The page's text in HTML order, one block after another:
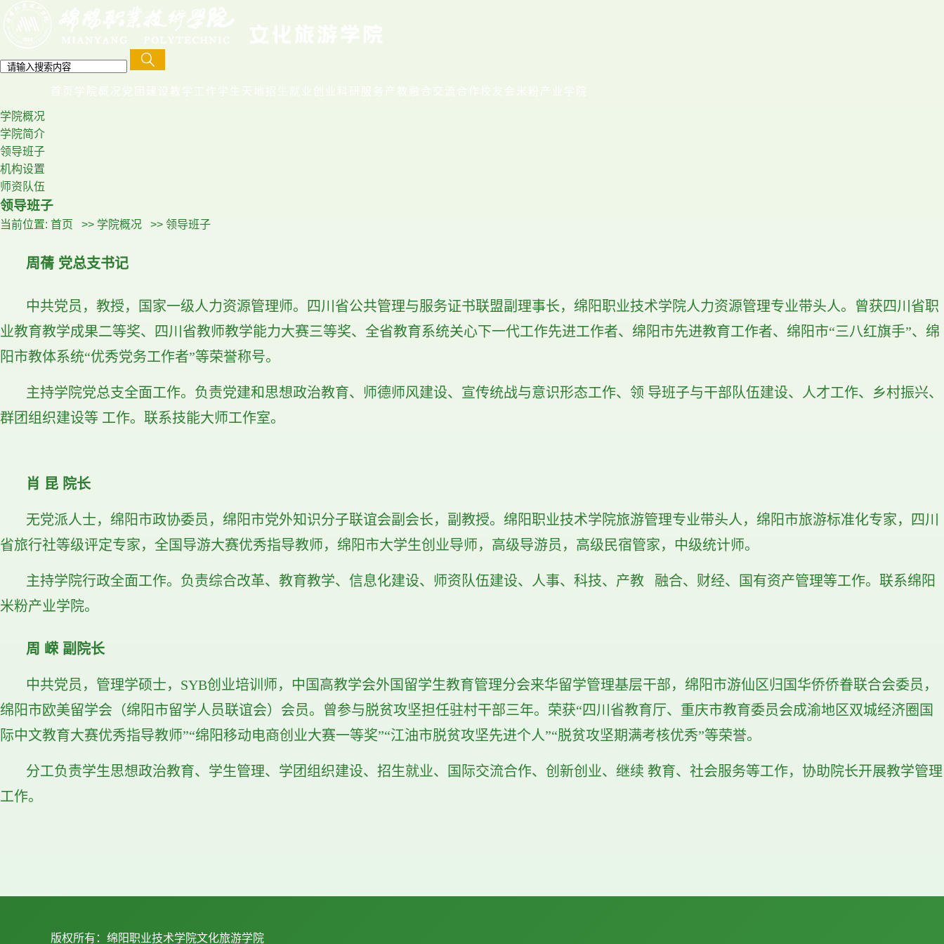
学院概况
学院简介
领导班子
机构设置
师资队伍
领导班子
当前位置: 首页 >> 学院概况 >> 领导班子
周蒨 党总支书记
中共党员，教授，国家一级人力资源管理师。四川省公共管理与服务证书联盟副理事长，绵阳职业技术学院人力资源管理专业带头人。曾获四川省职
业教育教学成果二等奖、四川省教师教学能力大赛三等奖、全省教育系统关心下一代工作先进工作者、绵阳市先进教育工作者、绵阳市“三八红旗手”、绵
阳市教体系统“优秀党务工作者”等荣誉称号。
主持学院党总支全面工作。负责党建和思想政治教育、师德师风建设、宣传统战与意识形态工作、领 导班子与干部队伍建设、人才工作、乡村振兴、
群团组织建设等 工作。联系技能大师工作室。
肖 昆 院长
无党派人士，绵阳市政协委员，绵阳市党外知识分子联谊会副会长，副教授。绵阳职业技术学院旅游管理专业带头人，绵阳市旅游标准化专家，四川
省旅行社等级评定专家，全国导游大赛优秀指导教师，绵阳市大学生创业导师，高级导游员，高级民宿管家，中级统计师。
主持学院行政全面工作。负责综合改革、教育教学、信息化建设、师资队伍建设、人事、科技、产教
融合、财经、国有资产管理等工作。联系绵阳
米粉产业学院。
周 嵘 副院长
中共党员，管理学硕士，SYB创业培训师，中国高教学会外国留学生教育管理分会来华留学管理基层干部，绵阳市游仙区归国华侨侨眷联合会委员，
绵阳市欧美留学会（绵阳市留学人员联谊会）会员。曾参与脱贫攻坚担任驻村干部三年。荣获“四川省教育厅、重庆市教育委员会成渝地区双城经济圈国
际中文教育大赛优秀指导教师”“绵阳移动电商创业大赛一等奖”“江油市脱贫攻坚先进个人”“脱贫攻坚期满考核优秀”等荣誉。
分工负责学生思想政治教育、学生管理、学团组织建设、招生就业、国际交流合作、创新创业、继续 教育、社会服务等工作，协助院长开展教学管理
工作。
版权所有：绵阳职业技术学院文化旅游学院